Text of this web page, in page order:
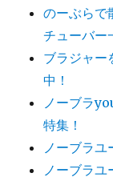
のーぶらで
チューバー
ブラジャー
中！
ノーブラ
特集！
ノーブラユ
ノーブラユ